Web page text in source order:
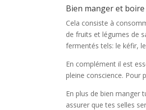
Bien manger et boire
Cela consiste à
de fruits et légumes de
fermentés tels: le kéfir,
En complément il est
pleine conscience. Pour
En plus de bien manger
assurer que tes selles